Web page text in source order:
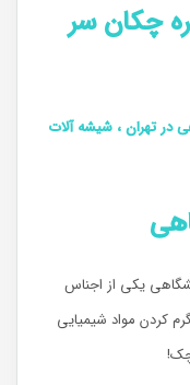
چکان سر
در تهران ، شیشه آلات
یکی از اجناس
کردن مواد شیمیایی